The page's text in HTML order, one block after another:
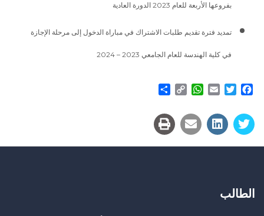
بفروعها الأربعة للعام 2023 الدورة العادية
تمديد فترة تقديم طلبات الاشتراك في مباراة الدخول إلى مرحلة الإجازة
في كلية الهندسة للعام الجامعي 2023 – 2024
Facebook
Twitter
Email
WhatsApp
Copy
الطالب